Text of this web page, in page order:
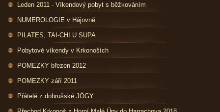
Leden 2011 - Víkendový pobyt s běžkováním
NUMEROLOGIE v Hájovně
PILATES, TAI-CHI U SUPA
Pobytové víkendy v Krkonoších
POMEZKY březen 2012
POMEZKY září 2011
Přátelé z dobrušské JÓGY...